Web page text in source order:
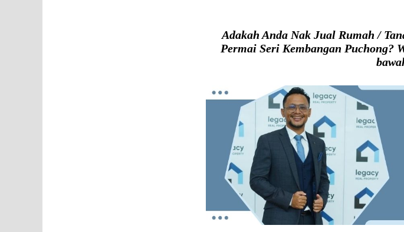
Adakah Anda Nak Jual Rumah /
Permai Seri Kembangan Puchong?